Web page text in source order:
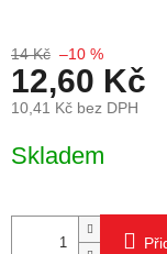
14 Kč –10 %
12,60 Kč
10,41 Kč bez DPH
Skladem